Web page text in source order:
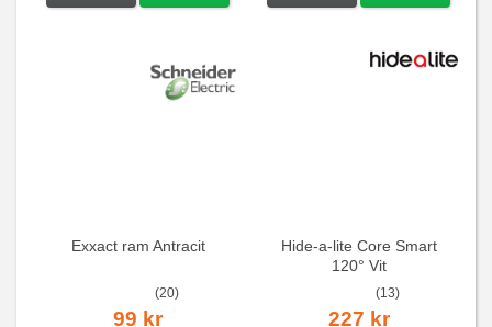
Exxact ram Antracit
(20)
99 kr
Hide-a-lite Core Smart
120° Vit
(13)
227 kr